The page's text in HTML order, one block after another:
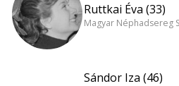
Ruttkai Éva (33)
Magyar Néphadsereg
Sándor Iza (46)